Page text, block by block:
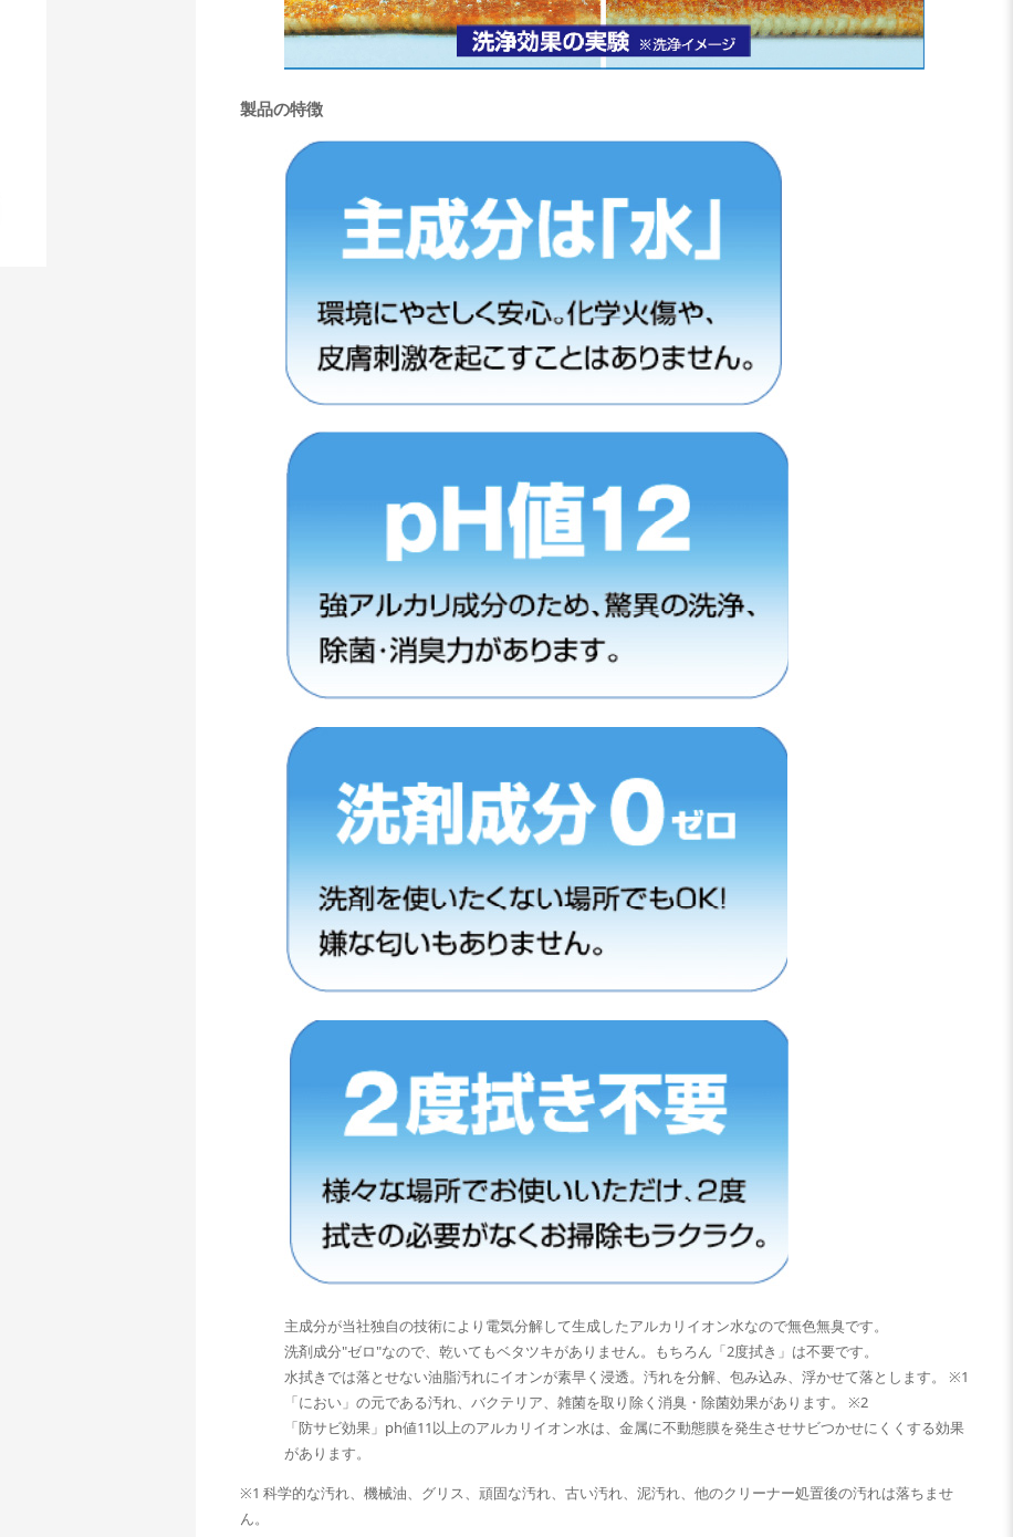
製品の特徴
主成分が当社独自の技術により電気分解して生成したアルカリイオン水なので無色無臭です。
洗剤成分"ゼロ"なので、乾いてもベタツキがありません。もちろん「2度拭き」は不要です。
水拭きでは落とせない油脂汚れにイオンが素早く浸透。汚れを分解、包み込み、浮かせて落とします。 ※1
「におい」の元である汚れ、バクテリア、雑菌を取り除く消臭・除菌効果があります。 ※2
「防サビ効果」ph値11以上のアルカリイオン水は、金属に不動態膜を発生させサビつかせにくくする効果
があります。
※1 科学的な汚れ、機械油、グリス、頑固な汚れ、古い汚れ、泥汚れ、他のクリーナー処置後の汚れは落ちませ
ん。